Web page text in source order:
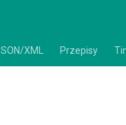
XML Przepisy